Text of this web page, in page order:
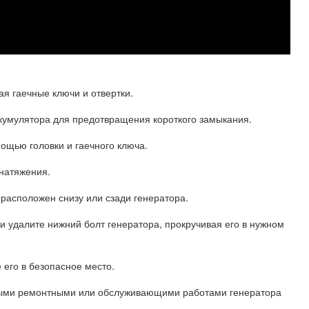
гаечные ключи и отвертки.
для предотвращения короткого замыкания.
головки и гаечного ключа.
снизу или сзади генератора.
нижний болт генератора, прокручивая его в нужном
в безопасное место.
ремонтными или обслуживающими работами генератора